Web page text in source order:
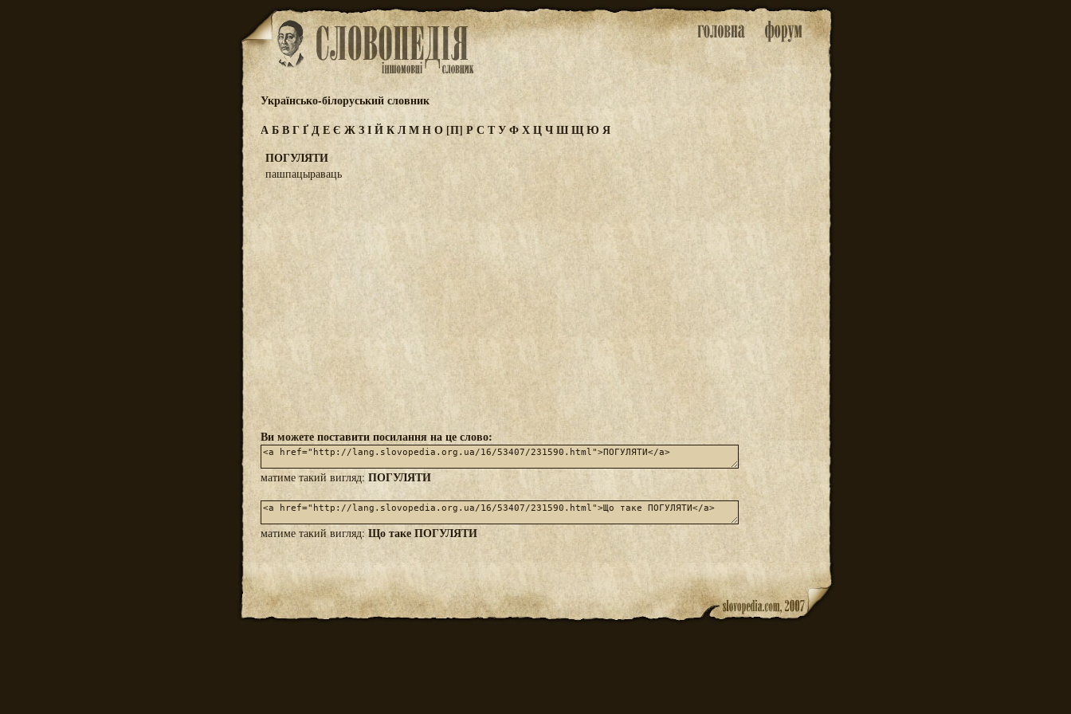
Українсько-білоруський словник
АБВГҐДЕЄ ЖЗІЙКЛМНО[П] РС ТУФХЦЧШЩЮ Я
ПОГУЛЯТИ
пашпацыраваць
Ви можете поставити посилання на це слово:
матиме такий вигляд: ПОГУЛЯТИ
матиме такий вигляд:Що таке ПОГУЛЯТИ